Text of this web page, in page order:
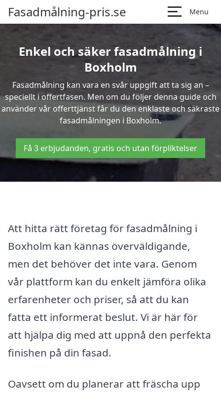
Fasadmålning-pris.se Menu
Enkel och säker fasadmålning i
Boxholm
Fasadmålning kan vara en svår uppgift att ta sig an –
speciellt i offertfasen. Men om du följer denna guide och
använder vår offerttjänst får du den enklaste och säkraste
fasadmålningen i Boxholm.
Få 3 erbjudanden, gratis och utan förpliktelser
Att hitta rätt företag för fasadmålning i
Boxholm kan kännas överväldigande,
men det behöver det inte vara. Genom
vår plattform kan du enkelt jämföra olika
erfarenheter och priser, så att du kan
fatta ett informerat beslut. Vi är här för
att hjälpa dig med att uppnå den perfekta
finishen på din fasad.
Oavsett om du planerar att fräscha upp